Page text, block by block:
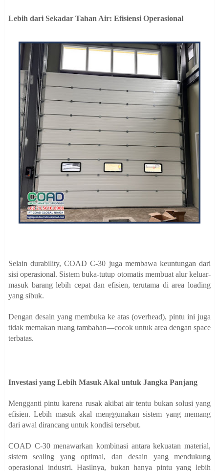
Lebih dari Sekadar Tahan Air: Efisiensi Operasional
Selain durability, COAD C-30 juga membawa keuntungan dari
sisi operasional. Sistem buka-tutup otomatis membuat alur keluar-
masuk barang lebih cepat dan efisien, terutama di area loading
yang sibuk.
Dengan desain yang membuka ke atas (overhead), pintu ini juga
tidak memakan ruang tambahan—cocok untuk area dengan space
terbatas.
Investasi yang Lebih Masuk Akal untuk Jangka Panjang
Mengganti pintu karena rusak akibat air tentu bukan solusi yang
efisien. Lebih masuk akal menggunakan sistem yang memang
dari awal dirancang untuk kondisi tersebut.
COAD C-30 menawarkan kombinasi antara kekuatan material,
sistem sealing yang optimal, dan desain yang mendukung
operasional industri. Hasilnya, bukan hanya pintu yang lebih